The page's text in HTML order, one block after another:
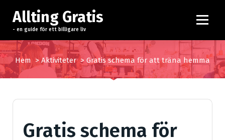
p
a
t
i
Allting Gratis
- en guide för ett billigare liv
Hem >Aktiviteter> Gratis schema för att träna hemma
Gratis schema för